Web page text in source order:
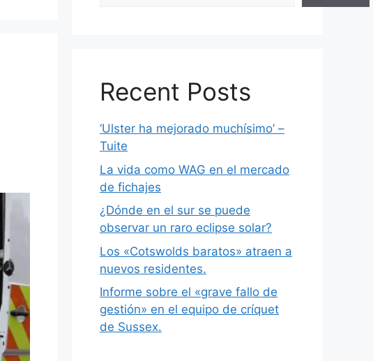
Recent Posts
‘Ulster ha mejorado muchísimo’ –
Tuite
La vida como WAG en el mercado
de fichajes
¿Dónde en el sur se puede
observar un raro eclipse solar?
Los «Cotswolds baratos» atraen a
nuevos residentes.
Informe sobre el «grave fallo de
gestión» en el equipo de críquet
de Sussex.